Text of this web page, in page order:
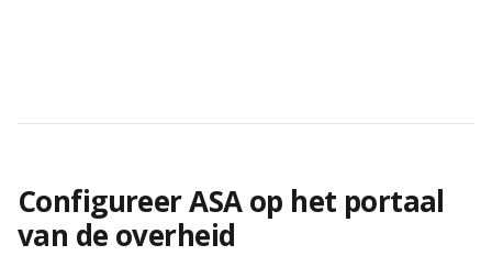
Configureer ASA op het portaal
van de overheid